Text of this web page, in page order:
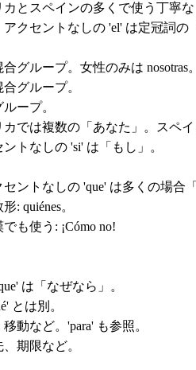
とスペインの多くで使う丁寧な
クセントなしの 'el' は定冠詞の
グループ。女性のみは nosotras。
グループ。
ープ。
では複数の「あなた」。スペイ
トなしの 'si' は「もし」。
ントなしの 'que' は多くの場合
: quiénes。
も使う: ¡Cómo no!
は「なぜなら」。
とは別。
動など。'para' も参照。
期限など。